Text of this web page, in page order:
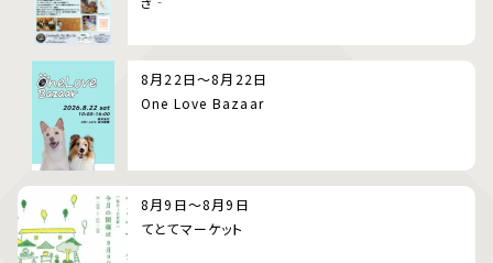
8月22日～8月22日
One Love Bazaar
8月9日～8月9日
てとてマーケット